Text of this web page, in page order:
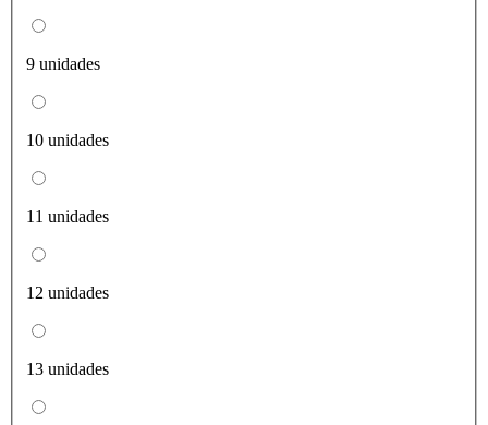
9 unidades
10 unidades
11 unidades
12 unidades
13 unidades